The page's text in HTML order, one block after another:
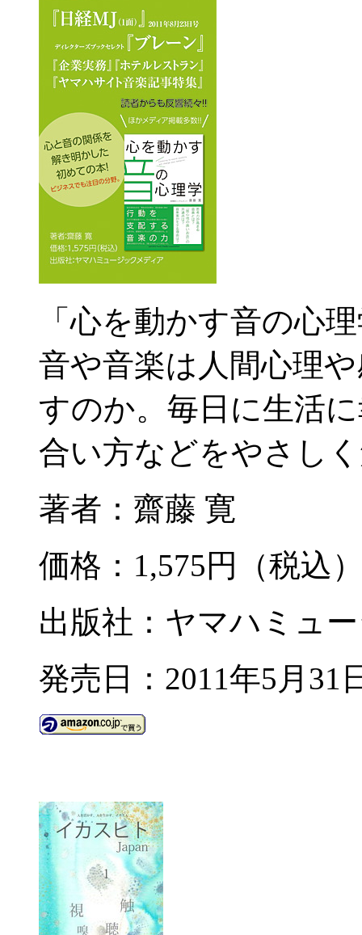
「心を動かす音の心
音や音楽は人間心理
すのか。毎日に生活
合い方などをやさし
著者：齋藤 寛
価格：1,575円（税込
出版社：ヤマハミュ
発売日：2011年5月31